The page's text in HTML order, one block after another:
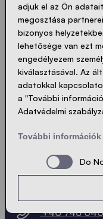
Állásajánlatok az
Fenntarthatóság
Értékesítési hálózat
ZINGERLE GROUP
Székelyudvarhely,
535600 Hargita
+40 748
adjuk el az Ön
megosztása
bizonyos
lehetősége van ezt
engedélyezem
kiválasztásával. Az
adatokkal
a "További
Adatvédelmi
További információk
Do